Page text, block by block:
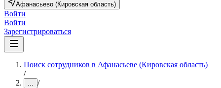
Афанасьево (Кировская область)
Войти
Войти
Зарегистрироваться
Поиск сотрудников в Афанасьеве (Кировская область)
/
... /